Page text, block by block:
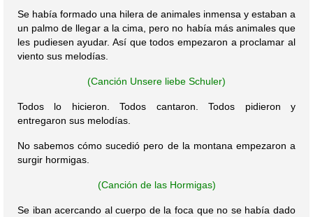
Se había formado una hilera de animales inmensa y estaban a
un palmo de llegar a la cima, pero no había más animales que
les pudiesen ayudar. Así que todos empezaron a proclamar al
viento sus melodías.
(Canción Unsere liebe Schuler)
Todos lo hicieron. Todos cantaron. Todos pidieron y
entregaron sus melodías.
No sabemos cómo sucedió pero de la montana empezaron a
surgir hormigas.
(Canción de las Hormigas)
Se iban acercando al cuerpo de la foca que no se había dado